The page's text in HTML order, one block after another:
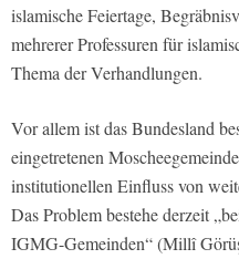
islamische Feiertage,
mehrerer Professuren für
Thema der Verhandlungen.
Vor allem ist das Bundesland
eingetretenen
institutionellen Einfluss von
Das Problem bestehe derzeit
IGMG-Gemeinden“ (Millî